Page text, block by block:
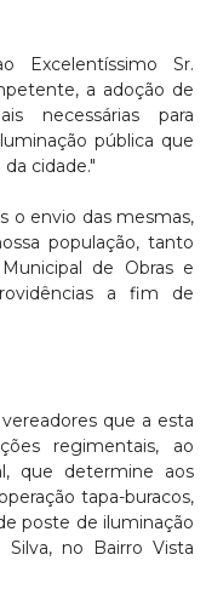
Excelentíssimo Sr.
a adoção de
necessárias para
pública que
cidade."
o envio das mesmas,
população, tanto
de Obras e
a fim de
que a esta
regimentais, ao
que determine aos
tapa-buracos,
poste de iluminação
no Bairro Vista